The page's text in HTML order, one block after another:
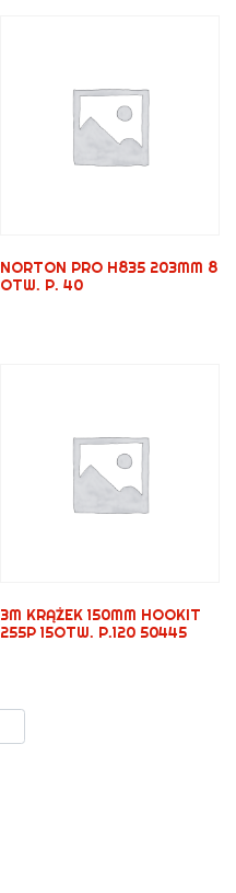
NORTON PRO H835 203MM 8
OTW. P. 40
3M KRĄŻEK 150MM HOOKIT
255P 15OTW. P.120 50445